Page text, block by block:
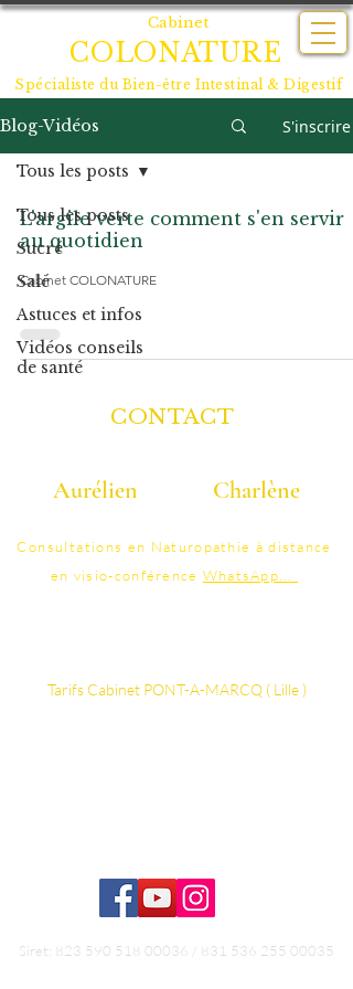
Cabinet
COLONATURE
Spécialiste du Bien-être Intestinal & Digestif
Blog-Vidéos S'inscrire
Tous les posts
Sucré
Salé
Astuces et infos
Vidéos conseils
de santé
Tous les posts
L'argile verte comment s'en servir
au quotidien
Cabinet COLONATURE
CONTACT
Aurélien Charlène
Consultations en Naturopathie à distance
en visio-conférence WhatsApp
Tarifs ​​​​​​Cabinet PONT-A-MARCQ ( Lille )
Siret: 823 590 518 00036 831 536 255 00035